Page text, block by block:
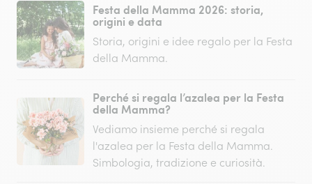
Festa della Mamma 2026: storia,
origini e data
Storia, origini e idee regalo per la Festa
della Mamma.
Perché si regala l’azalea per la Festa
della Mamma?
Vediamo insieme perché si regala
l'azalea per la Festa della Mamma.
Simbologia, tradizione e curiosità.